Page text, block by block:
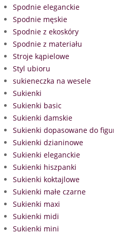
Spodnie eleganckie
Spodnie męskie
Spodnie z ekoskóry
Spodnie z materiału
Stroje kąpielowe
Styl ubioru
sukieneczka na wesele
Sukienki
Sukienki basic
Sukienki damskie
Sukienki dopasowane do
Sukienki dzianinowe
Sukienki eleganckie
Sukienki hiszpanki
Sukienki koktajlowe
Sukienki małe czarne
Sukienki maxi
Sukienki midi
Sukienki mini